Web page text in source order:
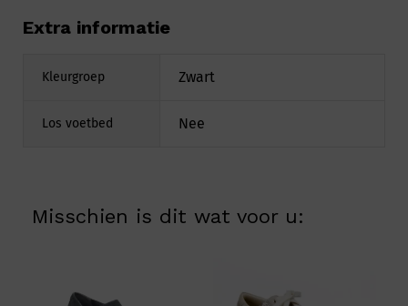
Extra informatie
Kleurgroep Zwart
Los voetbed Nee
Misschien is dit wat voor u: